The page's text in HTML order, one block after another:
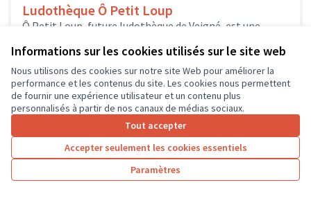
Informations sur les cookies utilisés sur le site web
Nous utilisons des cookies sur notre site Web pour améliorer la
performance et les contenus du site. Les cookies nous permettent
de fournir une expérience utilisateur et un contenu plus
personnalisés à partir de nos canaux de médias sociaux.
Tout accepter
Accepter seulement les cookies essentiels
Paramètres
Ludothèque Ô Petit Loup
Ô Petit Loup, future ludothèque de Veigné, est une
enthousiastes qui veulent proposer...
Solidarité et développement local Veigné
Résultats par page : 100
1 2 3 4